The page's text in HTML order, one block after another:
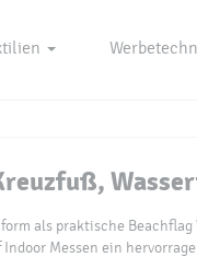
als praktische
Messen ein